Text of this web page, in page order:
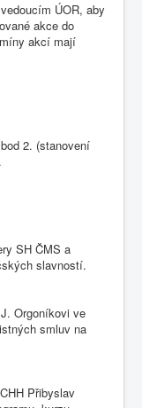
ÚOR, aby
akce do
akcí mají
2. (stanovení
SH ČMS a
slavností.
ve
smluv na
Přibyslav